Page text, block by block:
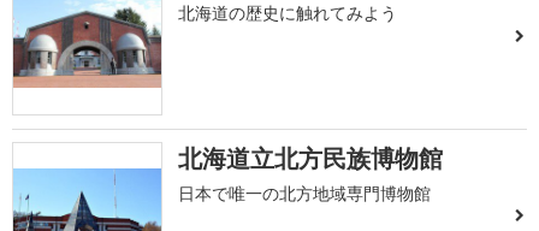
北海道の歴史に触れてみよう
北海道立北方民族博物館
日本で唯一の北方地域専門博物館